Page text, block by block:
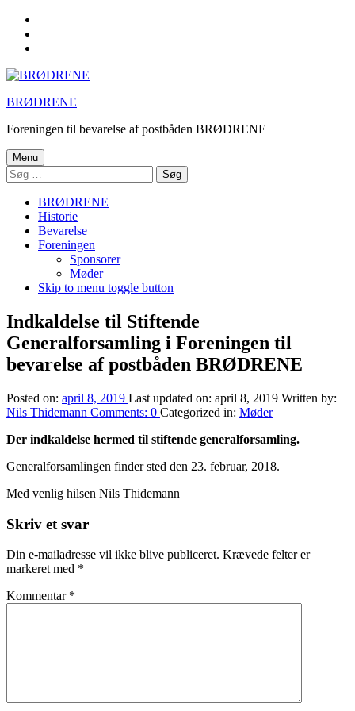
content
footer
BRØDRENE
Foreningen til bevarelse af postbåden BRØDRENE
Menu
Søg
efter:
BRØDRENE
Historie
Bevarelse
Foreningen
Sponsorer
Møder
Skip to menu toggle button
Indkaldelse til Stiftende
Generalforsamling i Foreningen til
bevarelse af postbåden BRØDRENE
Posted on: april 8, 2019 Last updated on: april 8, 2019 Written by:
Nils Thidemann Comments: 0 Categorized in: Møder
Der indkaldelse hermed til stiftende generalforsamling.
Generalforsamlingen finder sted den 23. februar, 2018.
Med venlig hilsen Nils Thidemann
Skip
back
to
main
navigation
Skriv et svar
Din e-mailadresse vil ikke blive publiceret. Krævede felter er
markeret med *
Kommentar *